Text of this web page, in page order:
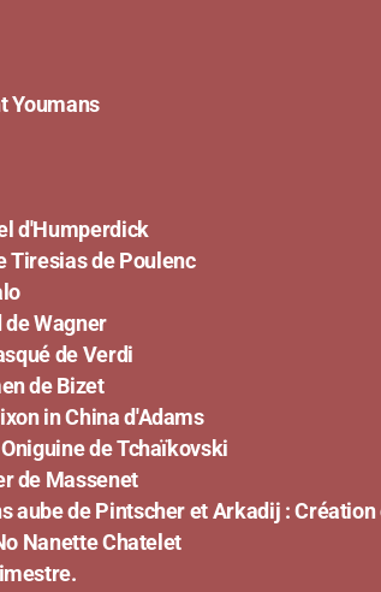
d'Humperdick
Tiresias de Poulenc
de Wagner
de Verdi
Bizet
China d'Adams
de Tchaïkovski
de Massenet
et Arkadij : Création
NanetteChatelet